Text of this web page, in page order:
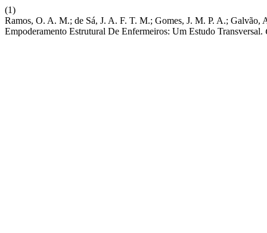
(1)
Ramos, O. A. M.; de Sá, J. A. F. T. M.; Gomes, J. M. P. A.;
Empoderamento Estrutural De Enfermeiros: Um Estudo Transversal.